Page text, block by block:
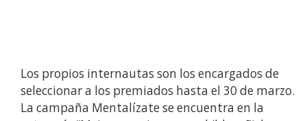
Los propios internautas son los encargados de
seleccionar a los premiados hasta el 30 de marzo.
La campaña Mentalízate se encuentra en la